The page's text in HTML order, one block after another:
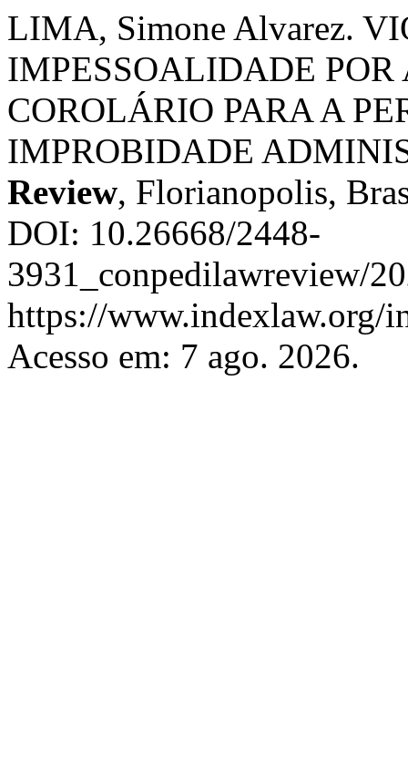
LIMA, Simone Alvarez.
IMPESSOALIDADE
COROLÁRIO PARA A
IMPROBIDADE
Review, Florianopolis,
DOI: 10.26668/2448-
3931_conpedilawreview/
https://www.indexlaw.org/
Acesso em: 7 ago. 2026.